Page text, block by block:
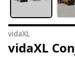
vidaXL
vidaXL